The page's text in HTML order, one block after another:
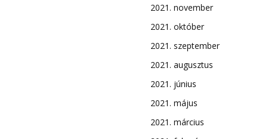
2021. november
2021. október
2021. szeptember
2021. augusztus
2021. június
2021. május
2021. március